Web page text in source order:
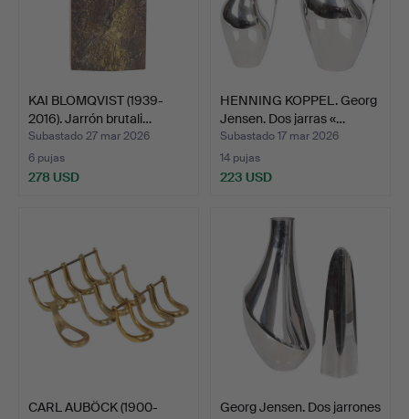
KAI BLOMQVIST (1939-
2016). Jarrón brutali…
Subastado 27 mar 2026
6 pujas
278 USD
HENNING KOPPEL. Georg
Jensen. Dos jarras «…
Subastado 17 mar 2026
14 pujas
223 USD
CARL AUBÖCK (1900-
Georg Jensen. Dos jarrones